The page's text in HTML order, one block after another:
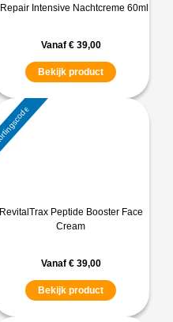
Intensive Nachtcreme 60ml
Vanaf €39,00
Bekijk product
RevitalTrax Peptide Booster Face
Cream
Vanaf €39,00
Bekijk product